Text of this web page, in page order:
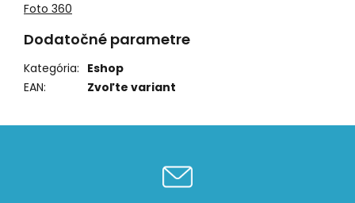
Foto 360
Dodatočné parametre
Kategória: Eshop
EAN: Zvoľte variant